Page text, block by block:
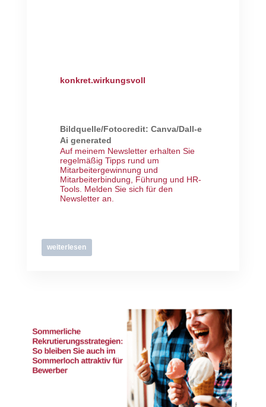
konkret.wirkungsvoll
Bildquelle/Fotocredit: Canva/Dall-e
Ai generated
Auf meinem Newsletter erhalten Sie
regelmäßig Tipps rund um
Mitarbeitergewinnung und
Mitarbeiterbindung, Führung und HR-
Tools. Melden Sie sich für den
Newsletter an
weiterlesen